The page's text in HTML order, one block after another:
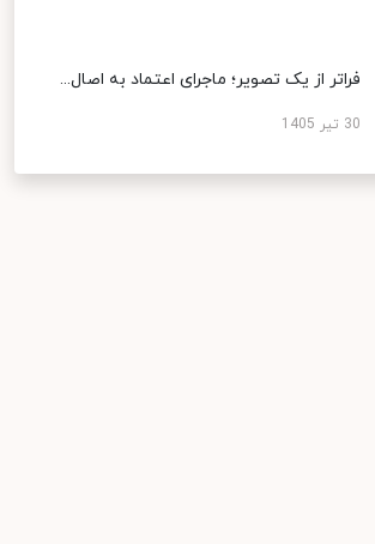
فراتر از یک تصویر؛ ماجرای اعتماد به اصال...
30 تیر 1405